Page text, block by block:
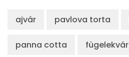
ajvár pavlova torta
panna cotta fügelekvár